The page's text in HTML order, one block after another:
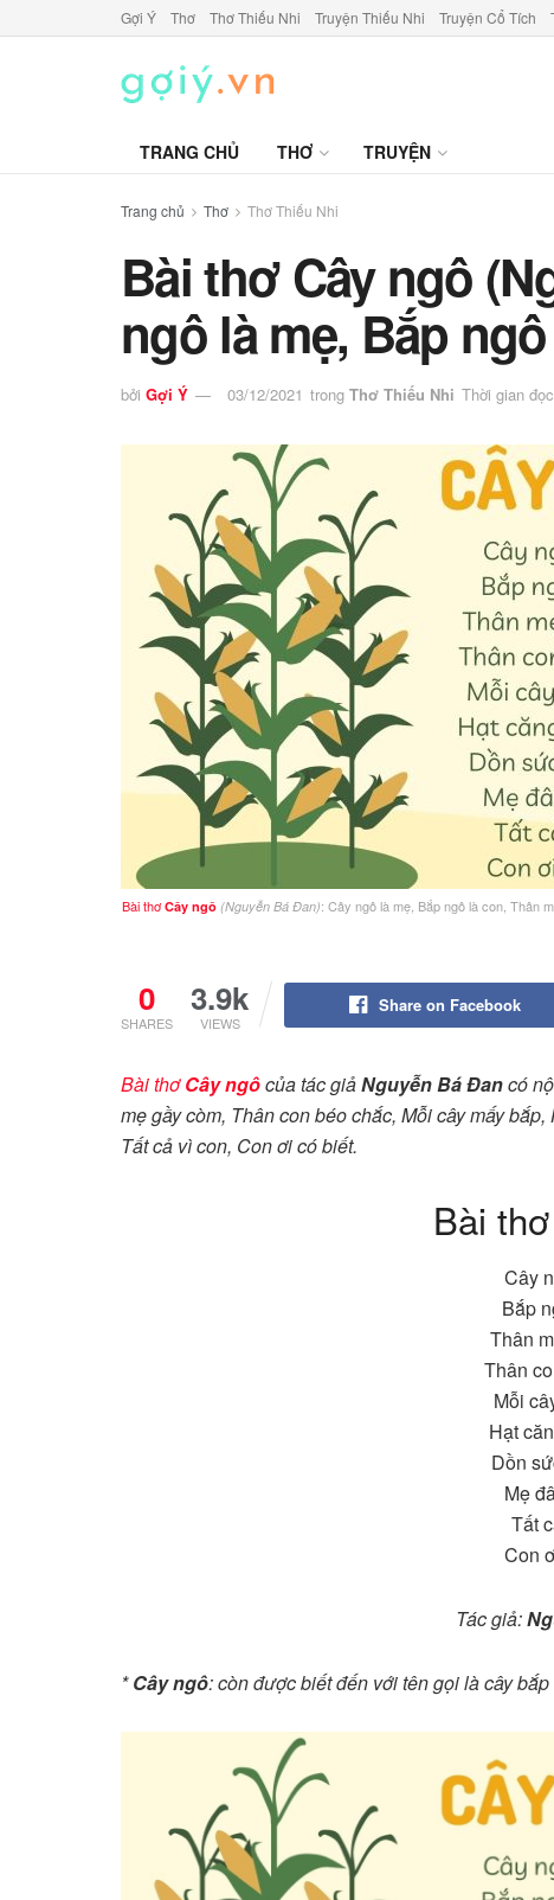
Gợi Ý Thơ Thơ Thiếu Nhi Truyện Thiếu Nhi Truyện Cổ Tích
TRANG CHỦ THƠ TRUYỆN
Trang chủ Thơ Thơ Thiếu Nhi
Bài thơ Cây ngô
ngô là mẹ, Bắp
bởi Gợi Ý 03/12/2021 trong Thơ Thiếu Nhi Thời gian
Bài thơCây ngô (Nguyễn Bá Đan): Cây ngô là mẹ, Bắp ngô là con, Thân
0
SHARES
3.9k
VIEWS
Share on Facebook
Bài thơCây ngôcủa tác giảNguyễn Bá Đancó
mẹ gầy còm, Thân con béo chắc, Mỗi cây mấy
Tất cả vì con, Con ơi có biết.
Bài
Cây
Bắp
Thân
Thân
Mỗi
Hạt
Dồn
Mẹ
Tất
Con
Tác giả:
*Cây ngô: còn được biết đến với tên gọi là cây